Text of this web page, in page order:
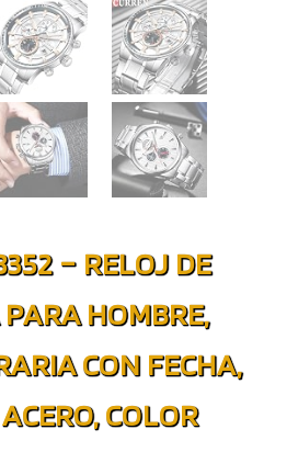
– RELOJ DE
HOMBRE,
CON FECHA,
COLOR